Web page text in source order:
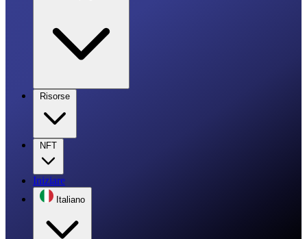
Risorse
NFT
Iniziare
Italiano